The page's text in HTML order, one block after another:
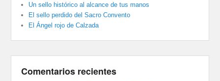
Un sello histórico al alcance de tus manos
El sello perdido del Sacro Convento
El Ángel rojo de Calzada
Comentarios recientes